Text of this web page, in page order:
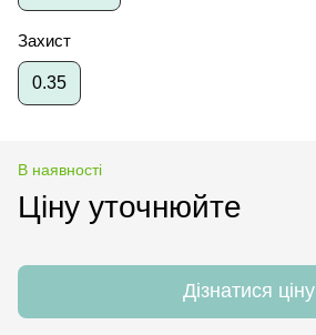
Захист
0.35
В наявності
Ціну уточнюйте
Дізнатися ціну